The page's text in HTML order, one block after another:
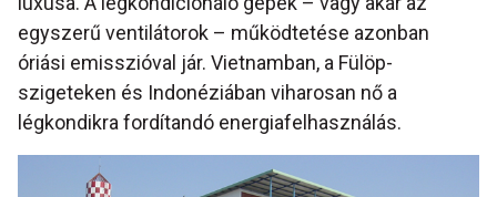
egyszerű ventilátorok – működtetése azonban
óriási emisszióval jár. Vietnamban, a Fülöp-
szigeteken és Indonéziában viharosan nő a
légkondikra fordítandó energiafelhasználás.